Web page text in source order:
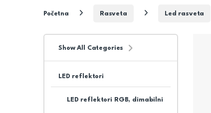
Početna Rasveta Led rasveta
Show All Categories
LED reflektori
LED reflektori RGB, dimabilni